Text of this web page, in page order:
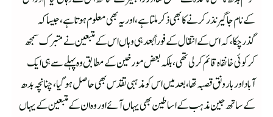
کے نام جاگیر نذر کرنے کا بھی ذکر ملتا ہے ،اور یہ بھی معلوم ہوتا ہے ،جیسا کہ
گذرچکا ،کہ اس کے انتقال کے فوراً بعد ہی وہاں اس کے متبعین نے متبرک سمجھ
کر کوئی خانقاہ قائم کرلی تھی ،بلکہ بعض مورخین کے مطابق وہ پہلے سے ہی ایک
آباد اور بارونق قصبہ تھا ،بعد میں اس کو مذہبی تقدس بھی حاصل ہوگیا ،چنانچہ بدھ
کے ساتھ جین مذہب کے اساطین بھی یہاں آئے اور وہ ان کے متبعین کے یہاں